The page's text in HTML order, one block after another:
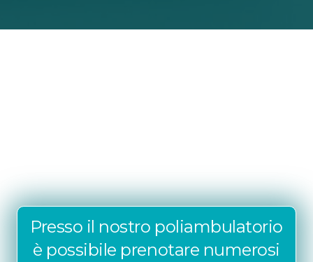
Presso il nostro poliambulatorio
è possibile prenotare numerosi